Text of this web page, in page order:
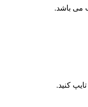
می باشد.
کنید.